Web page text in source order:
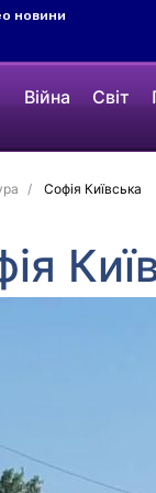
новини
Війна Світ
Софія Київська